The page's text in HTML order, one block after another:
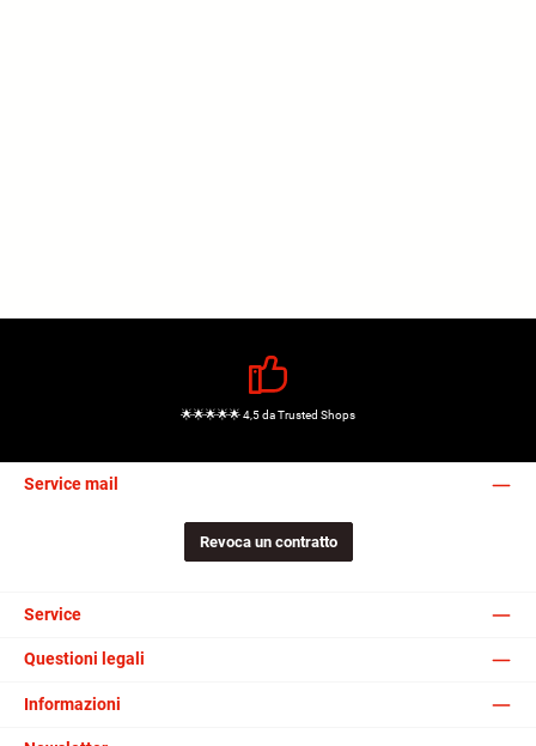
🌟🌟🌟🌟🌟 4,5 da Trusted Shops
Service mail
Revoca un contratto
Service
Questioni legali
Informazioni